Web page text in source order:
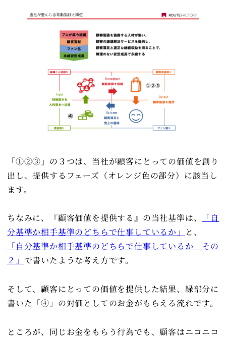
「①②③」の３つは、当社が顧客にとっての価値を創り
出し、提供するフェーズ（オレンジ色の部分）に該当し
ます。
ちなみに、『顧客価値を提供する』の当社基準は、
「自
分基準か相手基準のどちらで仕事しているか」
と、
「自分基準か相手基準のどちらで仕事しているか その
２」 で書いたような考え方です。
そして、顧客にとっての価値を提供した結果、緑部分に
書いた「④」の対価としてのお金がもらえる流れです。
ところが、同じお金をもらう行為でも、顧客はニコニコ